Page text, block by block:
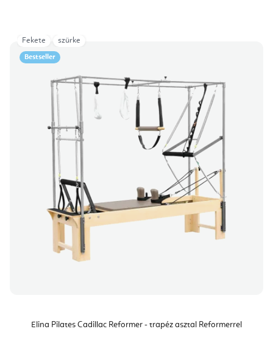
Bestseller
Elina Pilates Cadillac Reformer - trapéz asztal Reformerrel
Fekete szürke